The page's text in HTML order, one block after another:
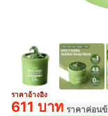
ราคาอ้างอิง
611 บาท ราคาค่อนข้